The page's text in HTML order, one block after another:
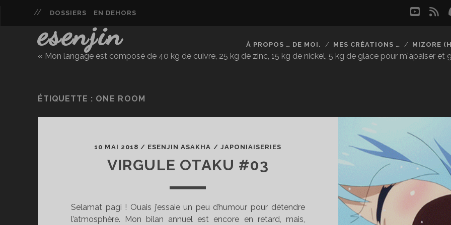
DOSSIERS EN DEHORS
esenjin
« Mon langage est composé de 40 kg de cuivre, 25 kg de zinc, 15 kg de nickel, 5 kg de glace pour m'apaiser et
À PROPOS … DE MOI. MES CRÉATIONS … MIZORE
ÉTIQUETTE : ONE ROOM
10 MAI 2018 / ESENJIN ASAKHA / JAPONIAISERIES
VIRGULE OTAKU #03
Selamat pagi ! Ouais j’essaie un peu d’humour pour détendre
l’atmosphère. Mon bilan annuel est encore en retard, mais,